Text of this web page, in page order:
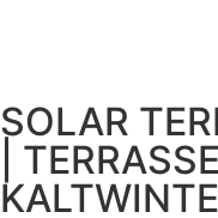
SOLAR
|